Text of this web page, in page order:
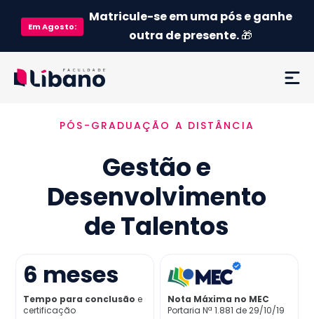
EmAgosto:
Matricule-se em uma pós e ganhe
outra de presente.🎁
Ementa
Como funciona
Credenciamento MEC
Já sou aluno
PÓS-GRADUAÇÃO A DISTÂNCIA
Gestão e
Desenvolvimento
de Talentos
6 meses
Tempo para conclusão e
certificação
Nota Máxima no MEC
Portaria Nª 1.881 de 29/10/19